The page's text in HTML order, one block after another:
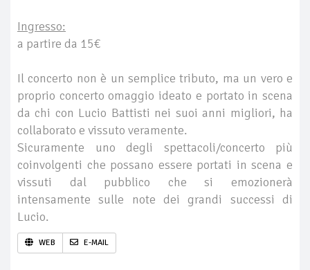
Ingresso:
a partire da 15€
Il concerto non è un semplice tributo, ma un vero e
proprio concerto omaggio ideato e portato in scena
da chi con Lucio Battisti nei suoi anni migliori, ha
collaborato e vissuto veramente.
Sicuramente uno degli spettacoli/concerto più
coinvolgenti che possano essere portati in scena e
vissuti dal pubblico che si emozionerà
intensamente sulle note dei grandi successi di
Lucio.
WEB E-MAIL